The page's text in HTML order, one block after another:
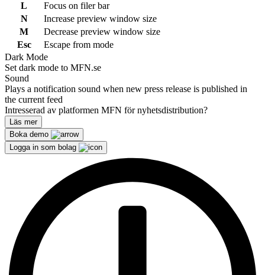
L
Focus on filer bar
N
Increase preview window size
M
Decrease preview window size
Esc
Escape from mode
Dark Mode
Set dark mode to MFN.se
Sound
Plays a notification sound when new press release is published in
the current feed
Intresserad av platformen MFN för nyhetsdistribution?
Läs mer
Boka demo
Logga in som bolag